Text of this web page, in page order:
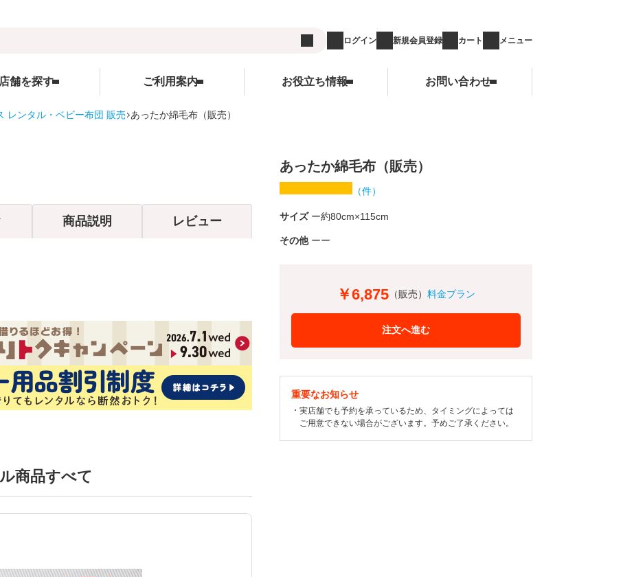
ログイン 新規会員登録 カート メニュー
品サイト
店舗を探す ご利用案内
受け取り方法と送料
在庫表示について
WEBクレジット決済について
よくあるご質問
サイトについて
お役立ち情報
キャンペーン
コンテンツ
コラム
お問い合わせ
レンタル・ベビー布団 販売 あったか綿毛布（販売）
あったか綿毛布（販売）
（件）
サイズ 約80cm×115cm
その他 ー
￥6,875 （販売） 料金プラン
注文へ進む
重要なお知らせ
実店舗でも予約を承っているため、タイミングによっては
ご用意できない場合がございます。予めご了承ください。
商品説明 レビュー
商品すべて